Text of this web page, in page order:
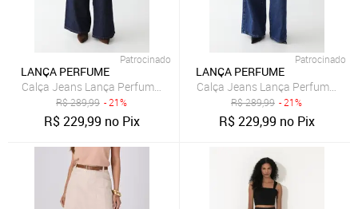
Patrocinado
LANÇA PERFUME
Calça Jeans Lança Perfume Wide Leg Lisa Azul
R$289,99 - 21%
R$229,99 no Pix
Patrocinado
LANÇA PERFUME
Calça Jeans Lança Perfume
R$289,99 - 21%
R$229,99 no Pix